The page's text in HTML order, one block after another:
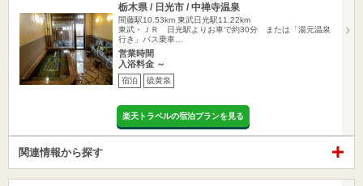
栃木県 / 日光市 / 中禅寺温泉
間藤駅10.53km 東武日光駅11.22km
東武・ＪＲ 日光駅よりお車で約30分 または「湯元温泉
行き」バス乗車…
営業時間
入浴料金 ～
宿泊 硫黄泉
楽天トラベルの宿泊プランを見る
関連情報から探す